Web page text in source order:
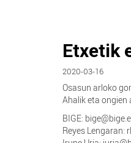
Etxetik
2020-03-16
Osasun arloko
Ahalik eta ongien
BIGE:
Reyes Lengaran: